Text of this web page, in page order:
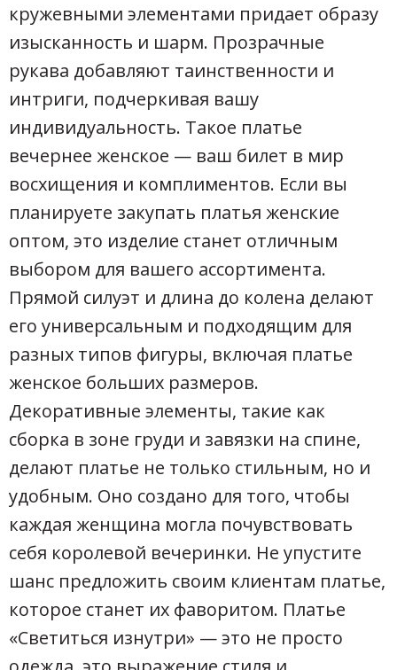
кружевными элементами придает образу
изысканность и шарм. Прозрачные
рукава добавляют таинственности и
интриги, подчеркивая вашу
индивидуальность. Такое платье
вечернее женское — ваш билет в мир
восхищения и комплиментов. Если вы
планируете закупать платья женские
оптом, это изделие станет отличным
выбором для вашего ассортимента.
Прямой силуэт и длина до колена делают
его универсальным и подходящим для
разных типов фигуры, включая платье
женское больших размеров.
Декоративные элементы, такие как
сборка в зоне груди и завязки на спине,
делают платье не только стильным, но и
удобным. Оно создано для того, чтобы
каждая женщина могла почувствовать
себя королевой вечеринки. Не упустите
шанс предложить своим клиентам платье,
которое станет их фаворитом. Платье
«Светиться изнутри» — это не просто